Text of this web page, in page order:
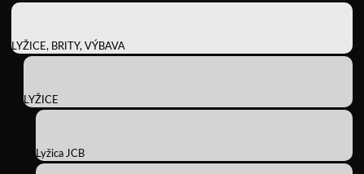
LYŽICE, BRITY, VÝBAVA
LYŽICE
Lyžica JCB